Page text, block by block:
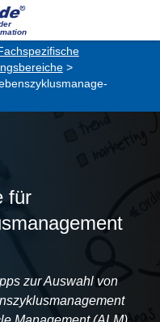
>
für
zur Auswahl von